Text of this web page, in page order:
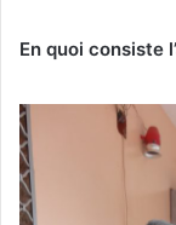
En quoi consiste